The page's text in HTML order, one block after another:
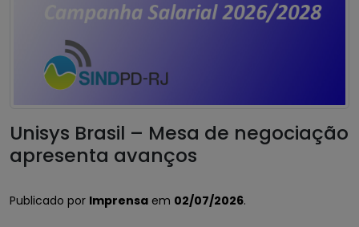
Unisys Brasil – Mesa de negociação
apresenta avanços
Publicado por Imprensa em 02/07/2026.